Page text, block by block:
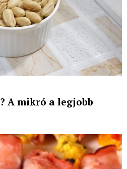
A mikró a legjobb